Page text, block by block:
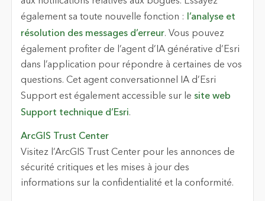
également sa toute nouvelle fonction :
l’analyse et
résolution des messages d’erreur. Vous pouvez
également profiter de l’agent d’IA générative d’Esri
dans l’application pour répondre à certaines de vos
questions. Cet agent conversationnel IA d’Esri
Support est également accessible sur le site web
Support technique d’Esri.
ArcGIS Trust Center
Visitez l’ArcGIS Trust Center pour les annonces de
sécurité critiques et les mises à jour des
informations sur la confidentialité et la conformité.